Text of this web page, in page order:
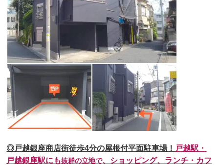
◎戸越銀座商店街徒歩4分の屋根付平面駐車場！ 戸越駅・
戸越銀座駅にも抜群の立地で、ショッピング、ランチ・カフ